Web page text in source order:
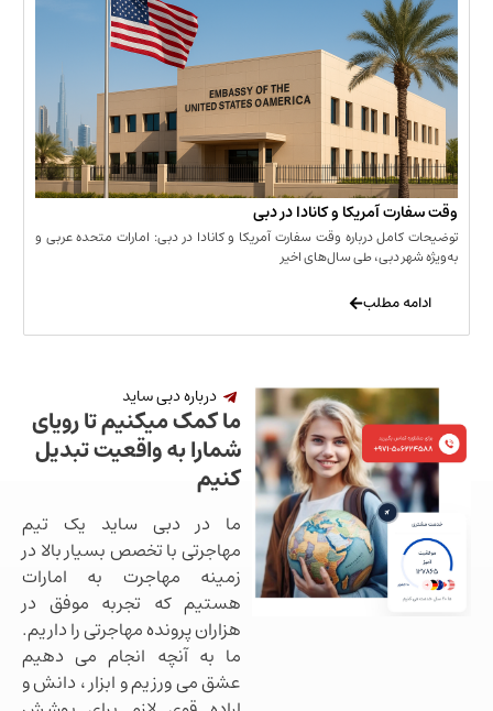
آمریکا و کانادا در دبی
درباره وقت سفارت آمریکا و کانادا در دبی: امارات متحده عربی و
دبی، طی سال‌های اخیر
درباره دبی ساید
ما کمک میکنیم تا رویای
شمارا به واقعیت تبدیل
کنیم
ما در دبی ساید یک تیم
مهاجرتی با تخصص بسیار بالا در
زمینه مهاجرت به امارات
هستیم که تجربه موفق در
هزاران پرونده مهاجرتی را داریم.
ما به آنچه انجام می دهیم
عشق می ورزیم و ابزار ، دانش و